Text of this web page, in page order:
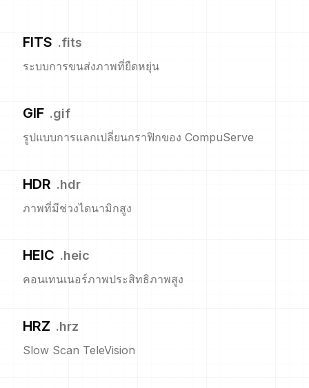
FITS .fits
ระบบการขนส่งภาพที่ยืดหยุ่น
GIF .gif
รูปแบบการแลกเปลี่ยนกราฟิกของ CompuServe
HDR .hdr
ภาพที่มีช่วงไดนามิกสูง
HEIC .heic
คอนเทนเนอร์ภาพประสิทธิภาพสูง
HRZ .hrz
Slow Scan TeleVision